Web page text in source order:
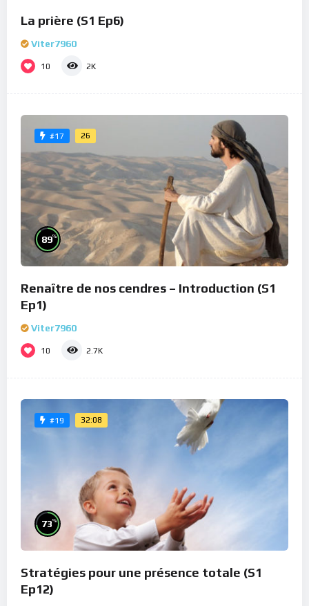
La prière (S1 Ep6)
Viter7960
10 2K
#17 26
89%
Renaître de nos cendres – Introduction (S1
Ep1)
Viter7960
10 2.7K
#19 32:08
73%
Stratégies pour une présence totale (S1
Ep12)